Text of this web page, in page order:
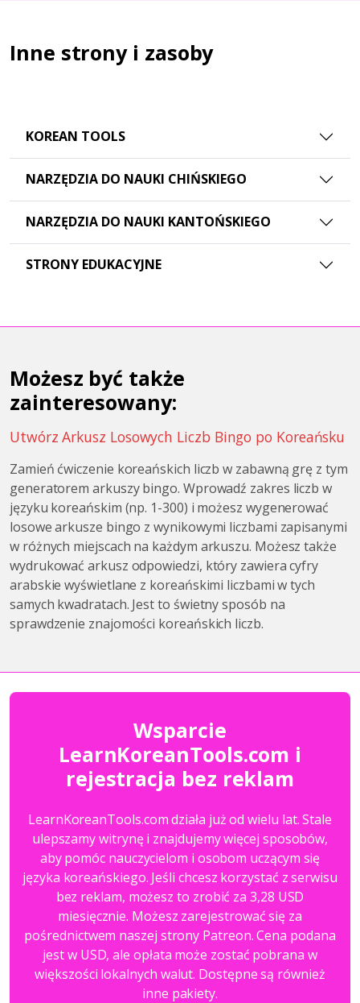
Inne strony i zasoby
KOREAN TOOLS
NARZĘDZIA DO NAUKI CHIŃSKIEGO
NARZĘDZIA DO NAUKI KANTOŃSKIEGO
STRONY EDUKACYJNE
Możesz być także
zainteresowany:
Utwórz Arkusz Losowych Liczb Bingo po Koreańsku
Zamień ćwiczenie koreańskich liczb w zabawną grę z tym
generatorem arkuszy bingo. Wprowadź zakres liczb w
języku koreańskim (np. 1-300) i możesz wygenerować
losowe arkusze bingo z wynikowymi liczbami zapisanymi
w różnych miejscach na każdym arkuszu. Możesz także
wydrukować arkusz odpowiedzi, który zawiera cyfry
arabskie wyświetlane z koreańskimi liczbami w tych
samych kwadratach. Jest to świetny sposób na
sprawdzenie znajomości koreańskich liczb.
Wsparcie
LearnKoreanTools.com i
rejestracja bez reklam
LearnKoreanTools.com działa już od wielu lat. Stale
ulepszamy witrynę i znajdujemy więcej sposobów,
aby pomóc nauczycielom i osobom uczącym się
języka koreańskiego. Jeśli chcesz korzystać z serwisu
bez reklam, możesz to zrobić za 3,28 USD
miesięcznie. Możesz zarejestrować się za
pośrednictwem naszej strony Patreon. Cena podana
jest w USD, ale opłata może zostać pobrana w
większości lokalnych walut. Dostępne są również
inne pakiety.